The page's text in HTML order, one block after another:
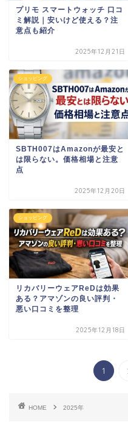
プリモ スマートウォッチ 口コ
ミ解説｜安いけど使える？注
意点も紹介
2025年12月21日
ショッピング
SBTH007はAmazonが最安と
は限らない。価格相場と注意
点
2025年12月20日
ショッピング
リカバリーウェアReDは効果
ある？アマゾンの良い評判・
悪い口コミを整理
2025年12月18日
1
HOME 2025年